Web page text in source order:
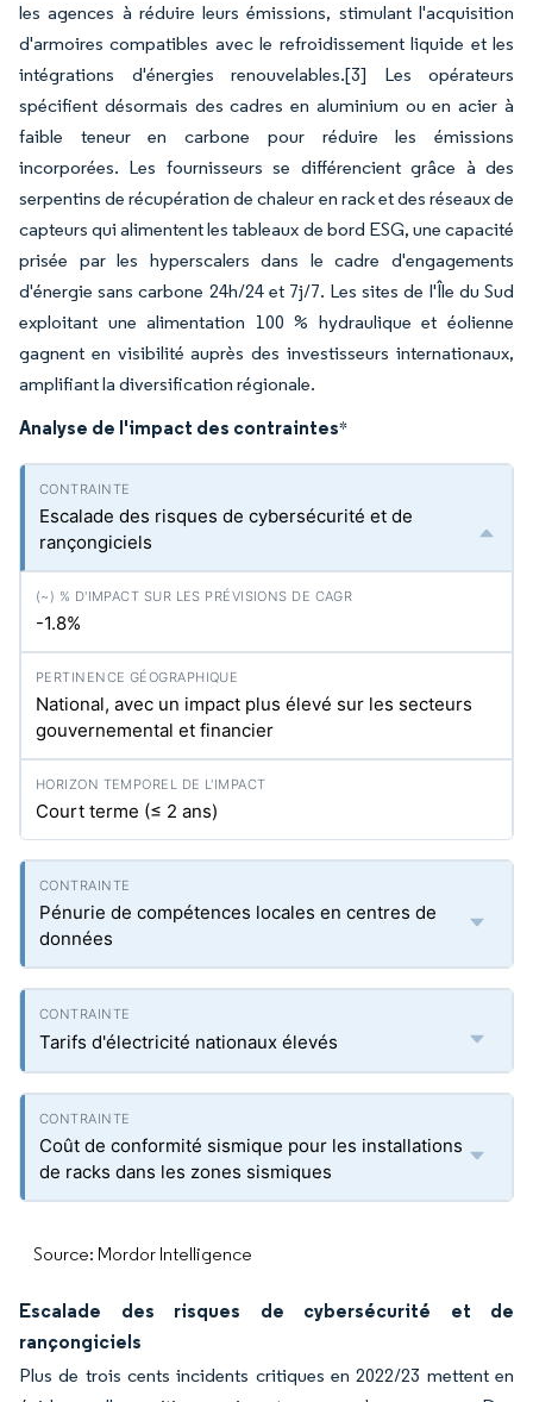
les agences à réduire leurs émissions, stimulant l'acquisition
d'armoires compatibles avec le refroidissement liquide et les
intégrations d'énergies renouvelables.[3] Les opérateurs
spécifient désormais des cadres en aluminium ou en acier à
faible teneur en carbone pour réduire les émissions
incorporées. Les fournisseurs se différencient grâce à des
serpentins de récupération de chaleur en rack et des réseaux de
capteurs qui alimentent les tableaux de bord ESG, une capacité
prisée par les hyperscalers dans le cadre d'engagements
d'énergie sans carbone 24h/24 et 7j/7. Les sites de l'Île du Sud
exploitant une alimentation 100 % hydraulique et éolienne
gagnent en visibilité auprès des investisseurs internationaux,
amplifiant la diversification régionale.
Analyse de l'impact des contraintes*
Escalade des risques de cybersécurité et de
rançongiciels
-1.8%
National, avec un impact plus élevé sur les secteurs
gouvernemental et financier
Court terme (≤ 2 ans)
Pénurie de compétences locales en centres de
données
Tarifs d'électricité nationaux élevés
Coût de conformité sismique pour les installations
de racks dans les zones sismiques
Source: Mordor Intelligence
Escalade des risques de cybersécurité et de
rançongiciels
Plus de trois cents incidents critiques en 2022/23 mettent en